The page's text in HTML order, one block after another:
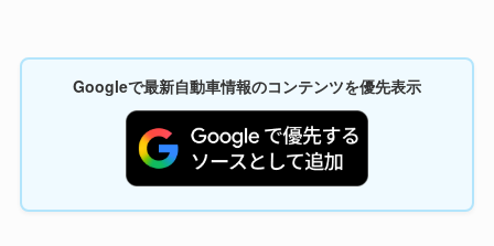
Googleで最新自動車情報のコンテンツを優先表示